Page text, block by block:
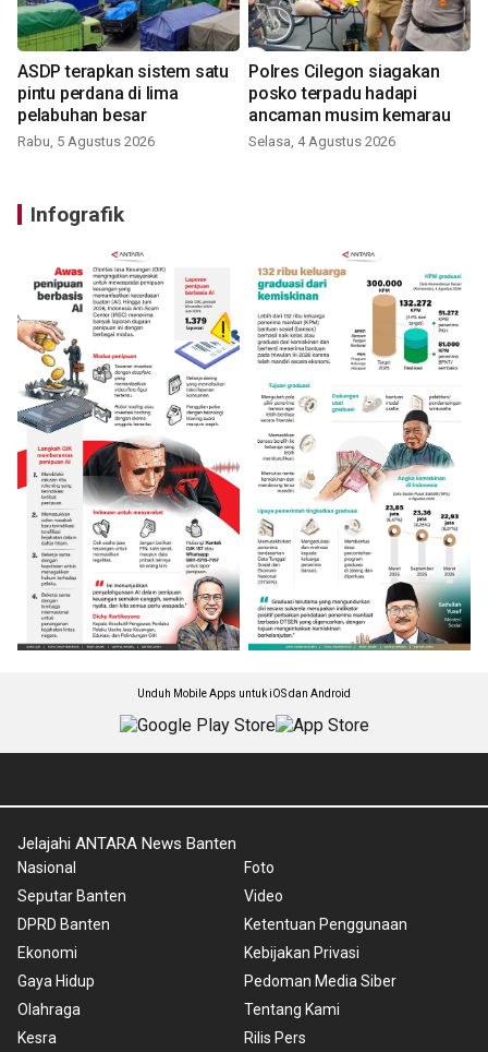
ASDP terapkan sistem satu
pintu perdana di lima
pelabuhan besar
Rabu, 5 Agustus 2026
Polres Cilegon siagakan
posko terpadu hadapi
ancaman musim kemarau
Selasa, 4 Agustus 2026
Infografik
Unduh Mobile Apps untuk iOS dan Android
Jelajahi ANTARA News Banten
Nasional
Seputar Banten
DPRD Banten
Ekonomi
Gaya Hidup
Olahraga
Kesra
Foto
Video
Ketentuan Penggunaan
Kebijakan Privasi
Pedoman Media Siber
Tentang Kami
Rilis Pers